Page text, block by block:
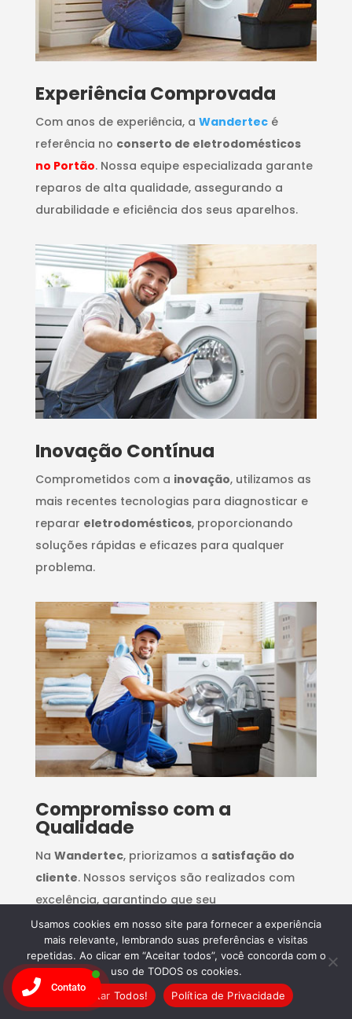
​Experiência Comprovada
Com anos de experiência, a Wandertecé
referência no conserto de eletrodomésticos
no Portão. Nossa equipe especializada garante
reparos de alta qualidade, assegurando a
durabilidade e eficiência dos seus aparelhos.
Inovação Contínua
Comprometidos com a inovação, utilizamos as
mais recentes tecnologias para diagnosticar e
reparar eletrodomésticos, proporcionando
soluções rápidas e eficazes para qualquer
problema.
Compromisso com a
Qualidade
Na Wandertec, priorizamos a satisfação do
cliente. Nossos serviços são realizados com
excelência, garantindo que seu
eletrodomésticofuncione como novo.Confie
na Wandertec e agende seu conserto hoje
mesmo!
Usamos cookies em nosso site para fornecer a experiência
mais relevante, lembrando suas preferências e visitas
repetidas. Ao clicar em “Aceitar todos”, você concorda com o
uso de TODOS os cookies.
Aceitar Todos!
Política de Privacidade
Contato